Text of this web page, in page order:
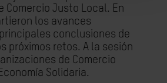
Comercio Justo Local. En
los avances
conclusiones de
próximos retos. A la sesión
de Comercio
Solidaria.